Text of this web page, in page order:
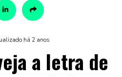
há 2 anos
a letra de